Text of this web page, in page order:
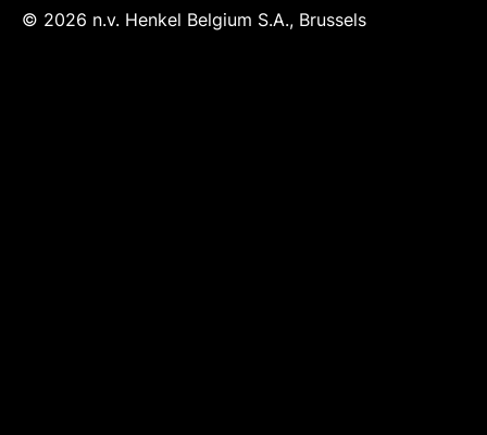
© 2026 n.v. Henkel Belgium S.A., Brussels